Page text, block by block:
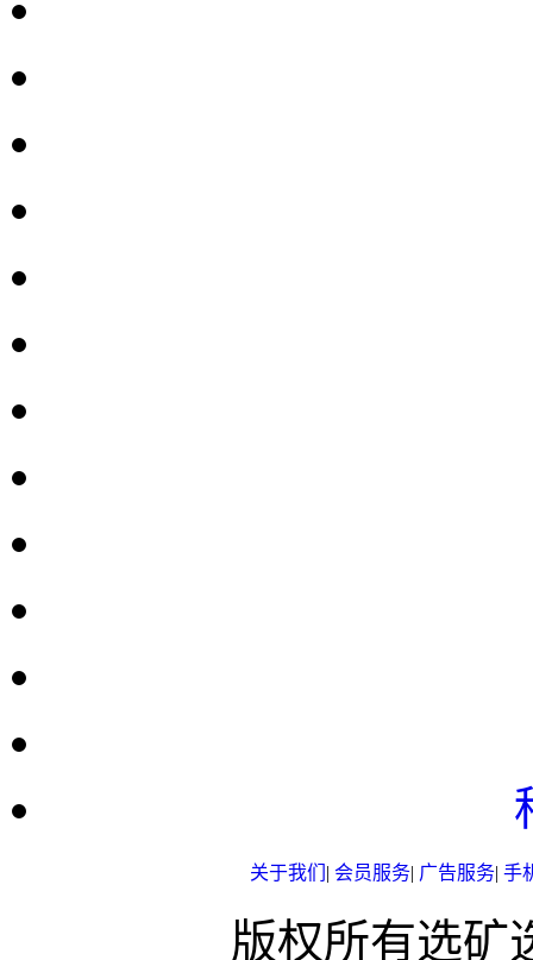
关于我们 | 会员服务| 广告服务| 手
版权所有选矿选